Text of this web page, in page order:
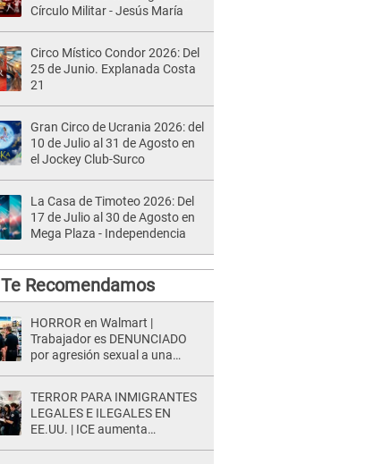
Círculo Militar - Jesús María
Circo Místico Condor 2026: Del
25 de Junio. Explanada Costa
21
Gran Circo de Ucrania 2026: del
10 de Julio al 31 de Agosto en
el Jockey Club-Surco
La Casa de Timoteo 2026: Del
17 de Julio al 30 de Agosto en
Mega Plaza - Independencia
Te Recomendamos
HORROR en Walmart |
Trabajador es DENUNCIADO
por agresión sexual a una
TERROR PARA INMIGRANTES
LEGALES E ILEGALES EN
EE.UU. | ICE aumenta